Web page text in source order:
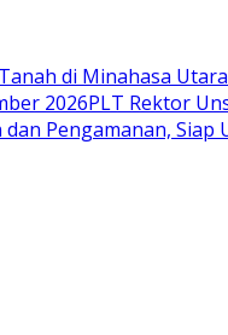
di Minahasa
2026​PLT Rektor
Pengamanan, Siap